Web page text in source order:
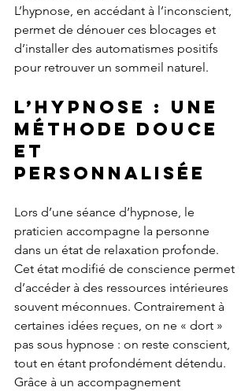
L’hypnose, en accédant à l’inconscient,
permet de dénouer ces blocages et
d’installer des automatismes positifs
pour retrouver un sommeil naturel.
L’hypnose : une
méthode douce
et
personnalisée
Lors d’une séance d’hypnose, le
praticien accompagne la personne
dans un état de relaxation profonde.
Cet état modifié de conscience permet
d’accéder à des ressources intérieures
souvent méconnues. Contrairement à
certaines idées reçues, on ne « dort »
pas sous hypnose : on reste conscient,
tout en étant profondément détendu.
Grâce à un accompagnement